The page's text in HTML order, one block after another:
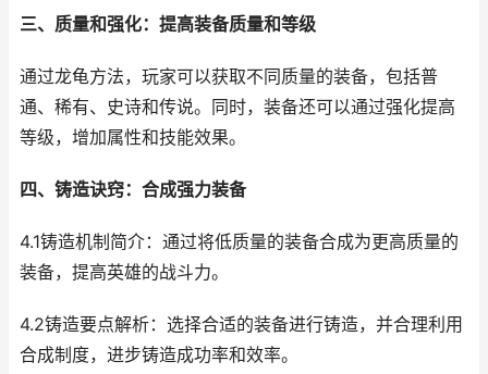
三、质量和强化：提高装备质量和等级
通过龙龟方法，玩家可以获取不同质量的装备，包括普
通、稀有、史诗和传说。同时，装备还可以通过强化提高
等级，增加属性和技能效果。
四、铸造诀窍：合成强力装备
4.1铸造机制简介：通过将低质量的装备合成为更高质量的
装备，提高英雄的战斗力。
4.2铸造要点解析：选择合适的装备进行铸造，并合理利用
合成制度，进步铸造成功率和效率。